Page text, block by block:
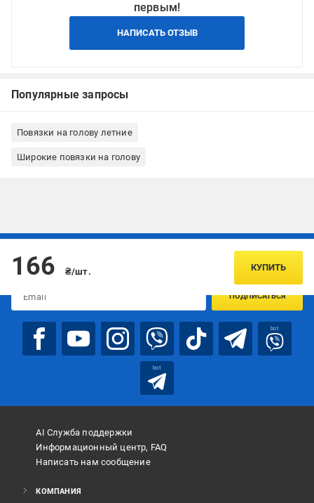
первым!
НАПИСАТЬ ОТЗЫВ
Популярные запросы
Повязки на голову летние
Широкие повязки на голову
166 ₴/шт. КУПИТЬ
Подписывайтесь, чтобы узнавать первым об акцияx и
ПОДПИСАТЬСЯ
bot
bot
AI Служба поддержки
Информационный центр, FAQ
Написать нам сообщение
КОМПАНИЯ